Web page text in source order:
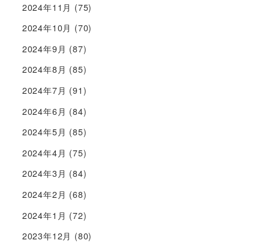
2024年11月 (75)
2024年10月 (70)
2024年9月 (87)
2024年8月 (85)
2024年7月 (91)
2024年6月 (84)
2024年5月 (85)
2024年4月 (75)
2024年3月 (84)
2024年2月 (68)
2024年1月 (72)
2023年12月 (80)